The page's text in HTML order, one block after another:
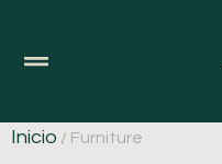
Inicio / Furniture